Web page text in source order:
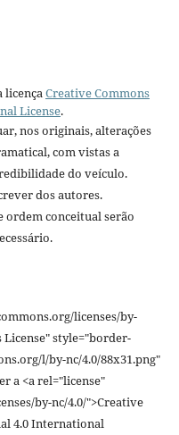
licença Creative Commons
License.
nos originais, alterações
com vistas a
do veículo.
dos autores.
ordem conceitual serão
licenses/by-
License" style="border-
l/by-nc/4.0/88x31.png"
a <a rel="license"
by-nc/4.0/">Creative
4.0 International